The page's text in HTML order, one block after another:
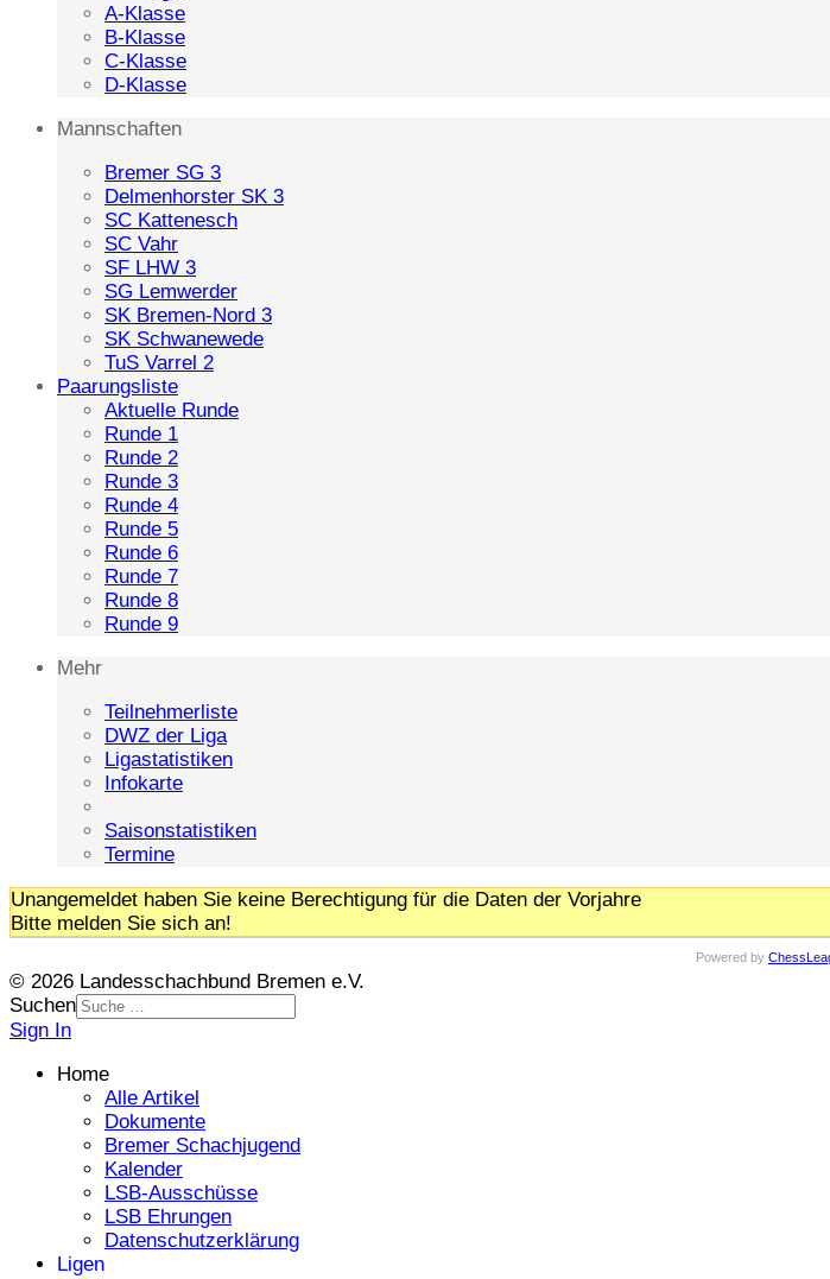
A-Klasse
B-Klasse
C-Klasse
D-Klasse
Mannschaften
Bremer SG 3
Delmenhorster SK 3
SC Kattenesch
SC Vahr
SF LHW 3
SG Lemwerder
SK Bremen-Nord 3
SK Schwanewede
TuS Varrel 2
Paarungsliste
Aktuelle Runde
Runde 1
Runde 2
Runde 3
Runde 4
Runde 5
Runde 6
Runde 7
Runde 8
Runde 9
Mehr
Teilnehmerliste
DWZ der Liga
Ligastatistiken
Infokarte
Saisonstatistiken
Termine
Unangemeldet haben Sie keine Berechtigung für die Daten der Vorjahre
Bitte melden Sie sich an!
Powered by
© 2026 Landesschachbund Bremen e.V.
Suchen
Sign In
Home
Alle Artikel
Dokumente
Bremer Schachjugend
Kalender
LSB-Ausschüsse
LSB Ehrungen
Datenschutzerklärung
Ligen